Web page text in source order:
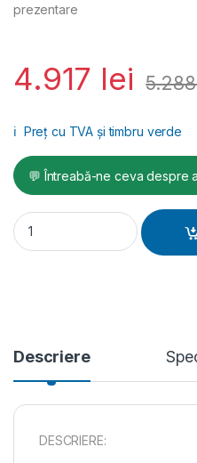
prezentare
4.917 lei
ℹ️ Preț cu TVA și timbru verde
💬 Întreabă-ne ceva despre
Masina pentru polizare
Descriere
DESCRIERE: